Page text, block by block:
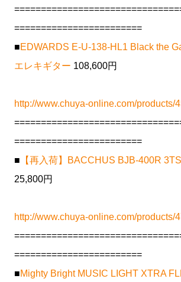
========================
■EDWARDS E-U-138-HL1 Black the
エレキギター 108,600円
http://www.chuya-online.com/products/
========================
■ 【再入荷】BACCHUS BJB-400R
25,800円
http://www.chuya-online.com/products/
========================
■Mighty Bright MUSIC LIGHT XTRA